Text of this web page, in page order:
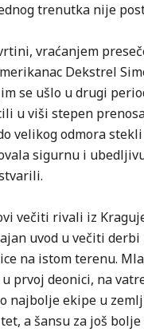
trenutka nije
vraćanjem
Dekstrel
se ušlo u drugi
u viši stepen
velikog odmora
sigurnu i
večiti rivali iz
uvod u večiti
na istom terenu.
prvoj deonici, na
najbolje ekipe u
a šansu za još bolje